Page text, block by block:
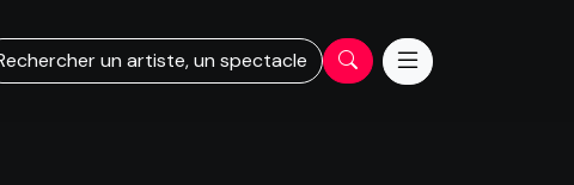
un artiste, un spectacle